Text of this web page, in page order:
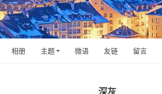
相册 主题 微语 友链 留言
深灰